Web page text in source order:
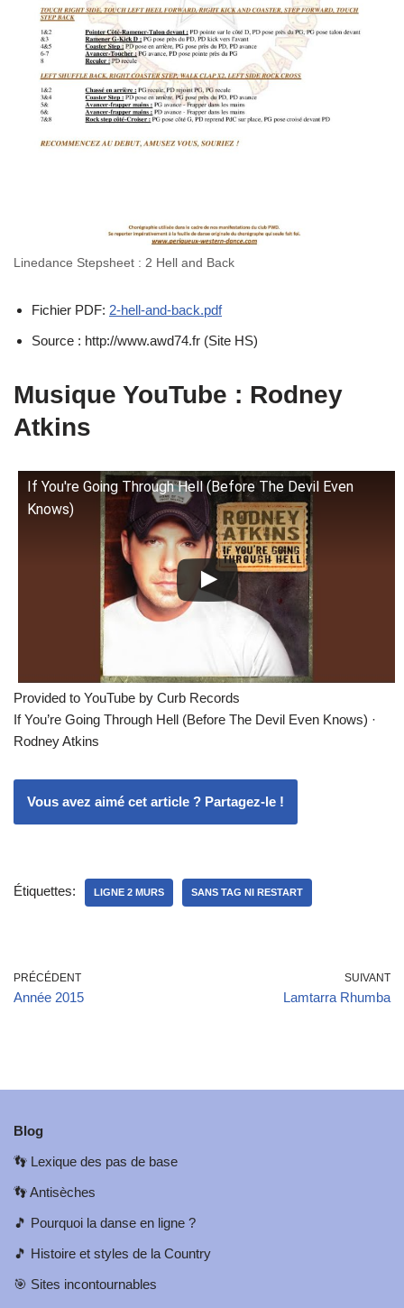
Linedance Stepsheet : 2 Hell and Back
Fichier PDF: 2-hell-and-back.pdf
Source : http://www.awd74.fr (Site HS)
Musique YouTube : Rodney
Atkins
If You're Going Through Hell (Before The Devil Even
Knows)
Provided to YouTube by Curb Records
If You’re Going Through Hell (Before The Devil Even Knows) ·
Rodney Atkins
Vous avez aimé cet article ? Partagez-le !
Étiquettes: LIGNE 2 MURS SANS TAG NI RESTART
PRÉCÉDENT
Année 2015
SUIVANT
Lamtarra Rhumba
Blog
👣 Lexique des pas de base
👣Antisèches
🎵 Pourquoi la danse en ligne ?
🎵 Histoire et styles de la Country
🎯 Sites incontournables